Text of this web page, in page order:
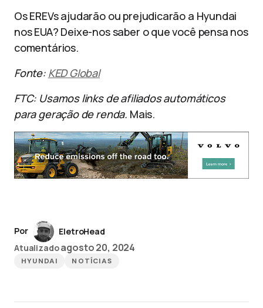
Os EREVs ajudarão ou prejudicarão a Hyundai
nos EUA? Deixe-nos saber o que você pensa nos
comentários.
Fonte: KED Global
FTC: Usamos links de afiliados automáticos
para geração de renda. Mais.
Por
EletroHead
Atualizadoagosto 20, 2024
HYUNDAI NOTÍCIAS